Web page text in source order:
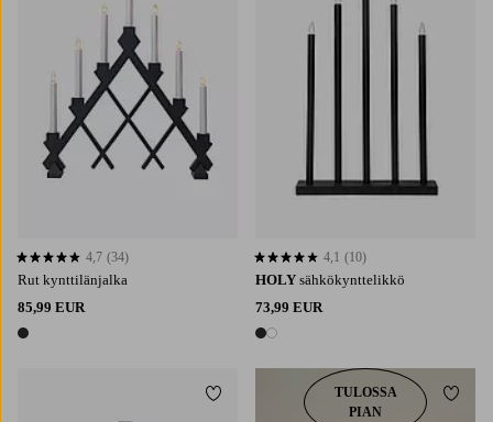
Rut kynttilänjalka
85,99 EUR
1 väri
4,7 perustuen 34 arvosanaan
4,7 (34)
HOLY sähkökynttelikkö
73,99 EUR
2 värejä
4,1 perustuen 10 arvosanaan
4,1 (10)
Lisää suosikkeihin TULOSSA
PIAN
Lisää